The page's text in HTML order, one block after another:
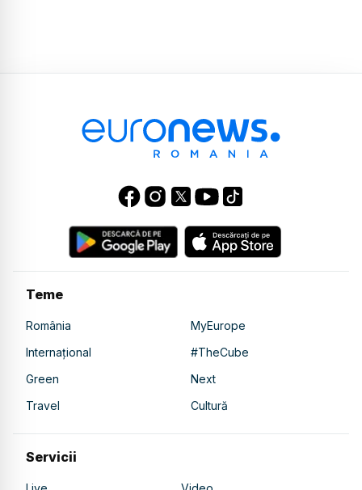
Teme
România
MyEurope
Internațional
#TheCube
Green
Next
Travel
Cultură
Servicii